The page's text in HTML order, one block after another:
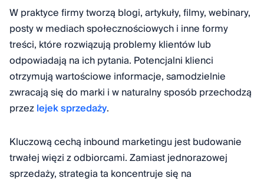
W praktyce firmy tworzą blogi, artykuły, filmy, webinary,
posty w mediach społecznościowych i inne formy
treści, które rozwiązują problemy klientów lub
odpowiadają na ich pytania. Potencjalni klienci
otrzymują wartościowe informacje, samodzielnie
zwracają się do marki i w naturalny sposób przechodzą
przezlejek sprzedaży.
Kluczową cechą inbound marketingu jest budowanie
trwałej więzi z odbiorcami. Zamiast jednorazowej
sprzedaży, strategia ta koncentruje się na